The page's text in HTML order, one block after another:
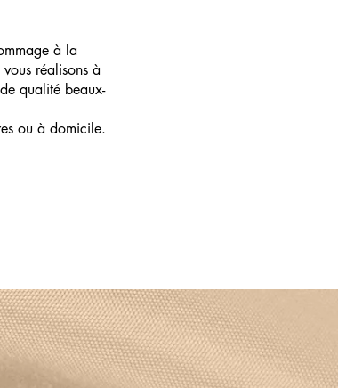
à la
réalisons à
qualité beaux-
ou à domicile.